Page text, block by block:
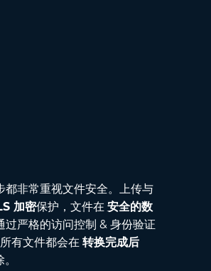
都非常重视文件安全。上传与
加密保护，文件在 安全的数
过严格的访问控制 & 身份验证
有文件都会在 转换完成后